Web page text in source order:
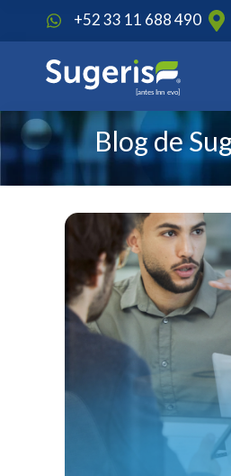
+52 33 11 688 490
Blog de